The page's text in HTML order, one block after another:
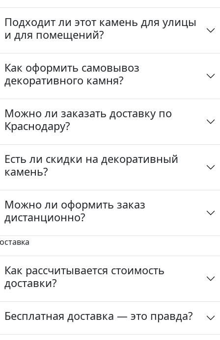
Подходит ли этот камень для улицы
и для помещений?
Как оформить самовывоз
декоративного камня?
Можно ли заказать доставку по
Краснодару?
Есть ли скидки на декоративный
камень?
Можно ли оформить заказ
дистанционно?
Как рассчитывается стоимость
доставки?
Бесплатная доставка — это правда?